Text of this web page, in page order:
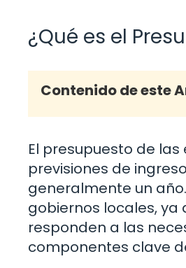
¿Qué es el
Contenido de este
El presupuesto de
previsiones de
generalmente un
gobiernos locales,
responden a las
componentes clave